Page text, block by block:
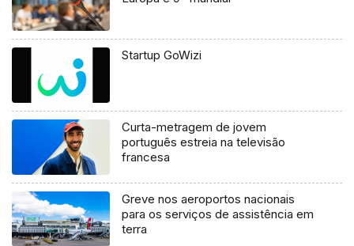
Startup GoWizi
Curta-metragem de jovem
português estreia na televisão
francesa
Greve nos aeroportos nacionais
para os serviços de assistência em
terra